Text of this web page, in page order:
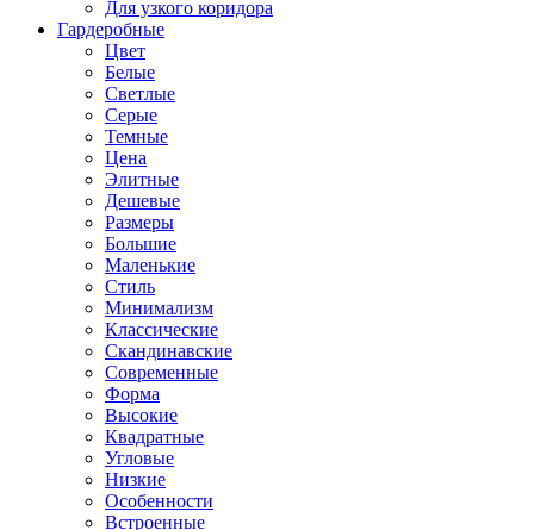
Для узкого коридора
Гардеробные
Цвет
Белые
Светлые
Серые
Темные
Цена
Элитные
Дешевые
Размеры
Большие
Маленькие
Стиль
Минимализм
Классические
Скандинавские
Современные
Форма
Высокие
Квадратные
Угловые
Низкие
Особенности
Встроенные